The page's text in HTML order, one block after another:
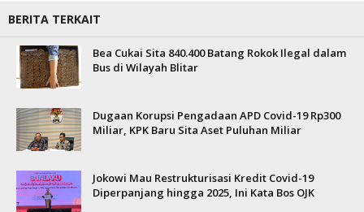
BERITA TERKAIT
Bea Cukai Sita 840.400 Batang Rokok Ilegal dalam
Bus di Wilayah Blitar
Dugaan Korupsi Pengadaan APD Covid-19 Rp300
Miliar, KPK Baru Sita Aset Puluhan Miliar
Jokowi Mau Restrukturisasi Kredit Covid-19
Diperpanjang hingga 2025, Ini Kata Bos OJK